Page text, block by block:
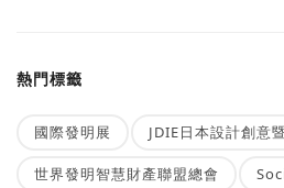
熱門標籤
國際發明展 JDIE日本設計創意
世界發明智慧財產聯盟總會